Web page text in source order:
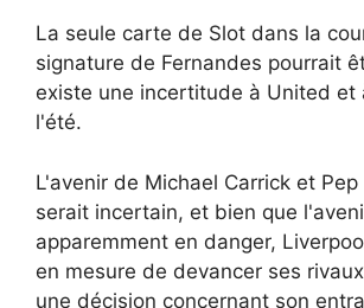
La seule carte de Slot dans la
signature de Fernandes pourrait
existe une incertitude à United et
l'été.
L'avenir de Michael Carrick et Pep
serait incertain, et bien que
apparemment en danger,
en mesure de devancer ses
une décision concernant son